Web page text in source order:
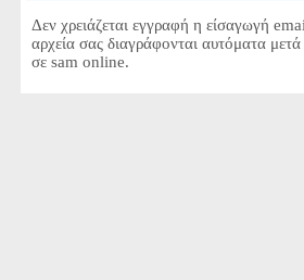
Δεν χρειάζεται εγγραφή η είσαγωγή
αρχεία σας διαγράφονται αυτόματα
σε sam online.